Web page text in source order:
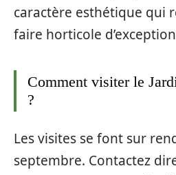
caractère esthétique qui
faire horticole
Comment visiter le
?
Les visites se font sur
septembre. Contactez